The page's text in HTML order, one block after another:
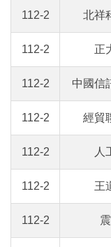
112-2 北祥
112-2 正
112-2 中國信
112-2 經貿
112-2 人
112-2 王
112-2